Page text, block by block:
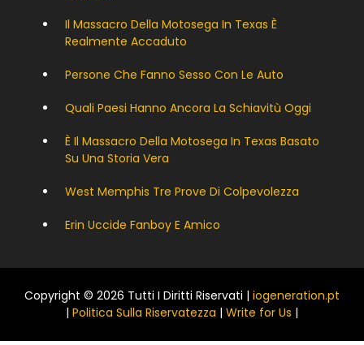
Il Massacro Della Motosega In Texas È
Realmente Accaduto
Persone Che Fanno Sesso Con Le Auto
Quali Paesi Hanno Ancora La Schiavitù Oggi
È Il Massacro Della Motosega In Texas Basato
Su Una Storia Vera
West Memphis Tre Prove Di Colpevolezza
Erin Uccide Fanboy E Amico
Copyright © 2026 Tutti I Diritti Riservati | iogeneration.pt
| Politica Sulla Riservatezza | Write for Us |